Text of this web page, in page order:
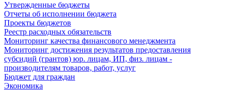
Утвержденные бюджеты
Отчеты об исполнении бюджета
Проекты бюджетов
Реестр расходных обязательств
Мониторинг качества финансового менеджмента
Мониторинг достижения результатов предоставления
субсидий (грантов) юр. лицам, ИП, физ. лицам -
производителям товаров, работ, услуг
Бюджет для граждан
Экономика